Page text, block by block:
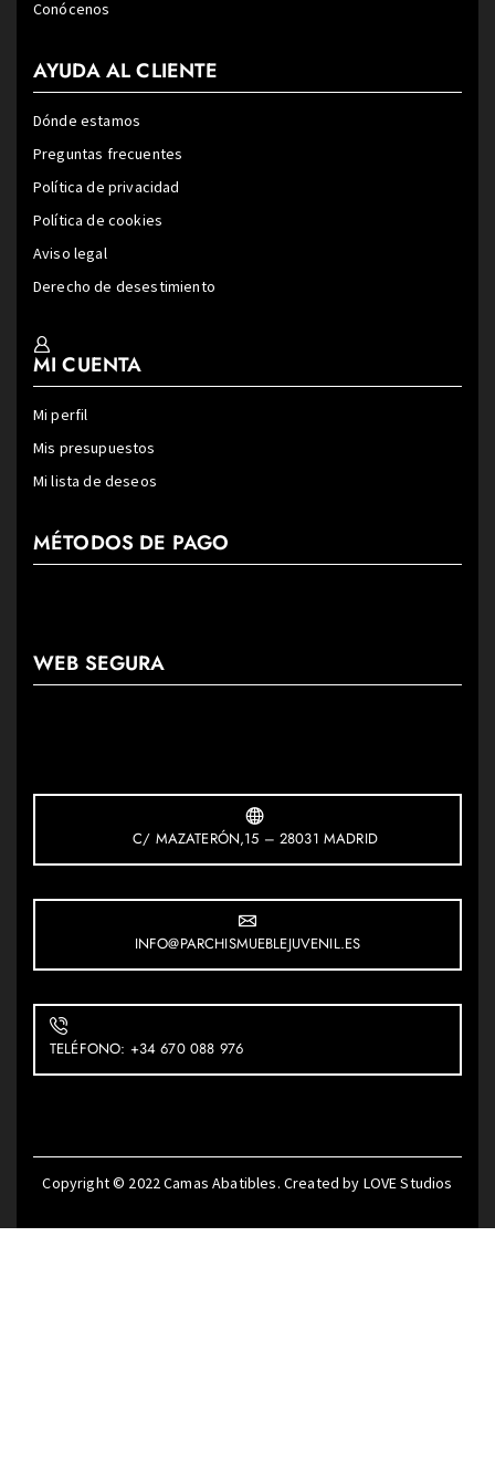
Conócenos
AYUDA AL CLIENTE
Dónde estamos
Preguntas frecuentes
Política de privacidad
Política de cookies
Aviso legal
Derecho de desestimiento
MI CUENTA
Mi perfil
Mis presupuestos
Mi lista de deseos
MÉTODOS DE PAGO
WEB SEGURA
C/ MAZATERÓN,15 – 28031 MADRID
INFO@PARCHISMUEBLEJUVENIL.ES
TELÉFONO: +34 670 088 976
Copyright © 2022Camas Abatibles. Created by LOVE Studios